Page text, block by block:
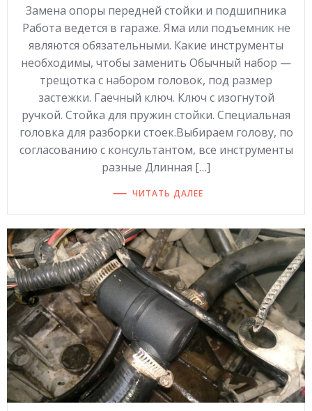
Замена опоры передней стойки и подшипника
Работа ведется в гараже. Яма или подъемник не
являются обязательными. Какие инструменты
необходимы, чтобы заменить Обычный набор —
трещотка с набором головок, под размер
застежки. Гаечный ключ. Ключ с изогнутой
ручкой. Стойка для пружин стойки. Специальная
головка для разборки стоек.Выбираем голову, по
согласованию с консультантом, все инструменты
разные Длинная […]
ЧИТАТЬ ДАЛЕЕ